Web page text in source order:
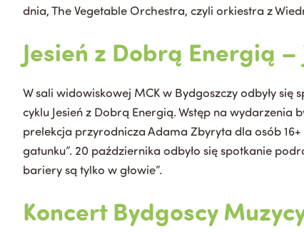
dnia, The Vegetable Orchestra, czyli orkiestra z
Jesień z Dobrą Energią
W sali widowiskowej MCK w Bydgoszczy odbyły
cyklu Jesień z Dobrą Energią. Wstęp na wydarzenia
prelekcja przyrodnicza Adama Zbyryta dla osób
gatunku”. 20 października odbyło się spotkanie
bariery są tylko w głowie”.
Koncert Bydgoscy